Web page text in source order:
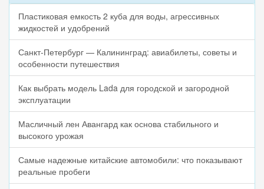
Пластиковая емкость 2 куба для воды, агрессивных
жидкостей и удобрений
Санкт-Петербург — Калининград: авиабилеты, советы и
особенности путешествия
Как выбрать модель Lada для городской и загородной
эксплуатации
Масличный лен Авангард как основа стабильного и
высокого урожая
Самые надежные китайские автомобили: что показывают
реальные пробеги